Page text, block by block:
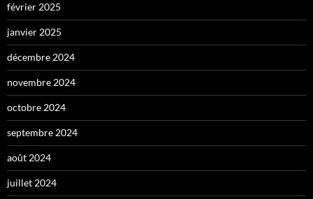
février 2025
janvier 2025
décembre 2024
novembre 2024
octobre 2024
septembre 2024
août 2024
juillet 2024